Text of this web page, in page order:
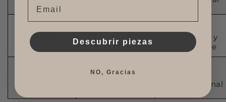
Proceso
Artesanal y
consciente
Artesanal y
consciente
Solo funcional
Descubrir piezas
NO, Gracias